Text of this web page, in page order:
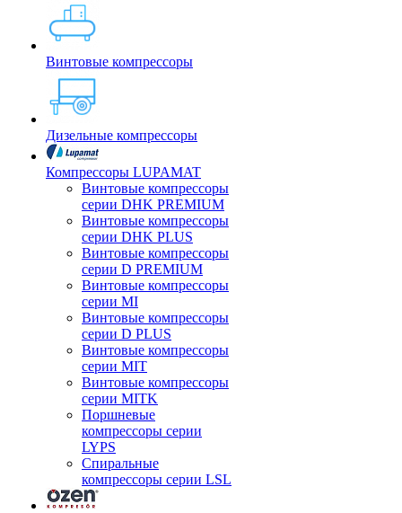
Винтовые компрессоры
Дизельные компрессоры
Компрессоры LUPAMAT
Винтовые компрессоры
серии DHK PREMIUM
Винтовые компрессоры
серии DHK PLUS
Винтовые компрессоры
серии D PREMIUM
Винтовые компрессоры
серии MI
Винтовые компрессоры
серии D PLUS
Винтовые компрессоры
серии MIT
Винтовые компрессоры
серии MITK
Поршневые
компрессоры серии
LYPS
Спиральные
компрессоры серии LSL